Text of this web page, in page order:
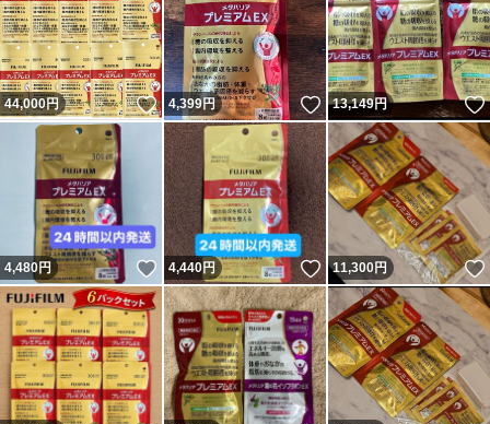
44,000円 いいね！
4,399円 いいね！
13,149円
4,480円 いいね！
4,440円 いいね！
11,300円